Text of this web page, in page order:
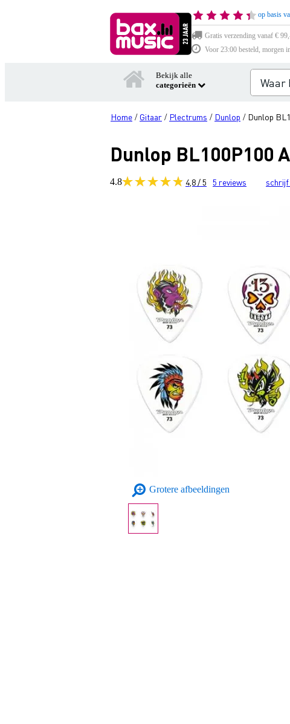
op basis
Gratis verzending vanaf €
Voor 23:00 besteld, morgen
Bekijk alle
categorieën
Home / Gitaar / Plectrums / Dunlop / Dunlop
Dunlop BL100P100
4.8 4,8 / 5 5 reviews schrijf
Grotere afbeeldingen